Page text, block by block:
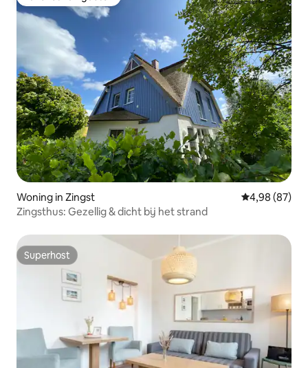
Favoriet van gasten
Woning in Zingst Gemiddelde
4,98 (87)
Zingsthus: Gezellig & dicht bij het strand
Superhost
Superhost